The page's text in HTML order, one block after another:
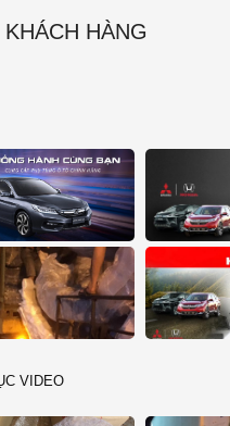
HÀNG
VIDEO